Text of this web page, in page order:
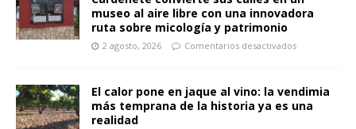
museo al aire libre con una innovadora
ruta sobre micología y patrimonio
2 agosto, 2026 Comentarios desactivados
El calor pone en jaque al vino: la vendimia
más temprana de la historia ya es una
realidad